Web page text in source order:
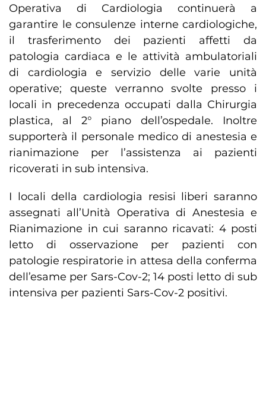
Operativa di Cardiologia continuerà a
garantire le consulenze interne cardiologiche,
il trasferimento dei pazienti affetti da
patologia cardiaca e le attività ambulatoriali
di cardiologia e servizio delle varie unità
operative; queste verranno svolte presso i
locali in precedenza occupati dalla Chirurgia
plastica, al 2° piano dell’ospedale. Inoltre
supporterà il personale medico di anestesia e
rianimazione per l’assistenza ai pazienti
ricoverati in sub intensiva.
I locali della cardiologia resisi liberi saranno
assegnati all’Unità Operativa di Anestesia e
Rianimazione in cui saranno ricavati: 4 posti
letto di osservazione per pazienti con
patologie respiratorie in attesa della conferma
dell’esame per Sars-Cov-2; 14 posti letto di sub
intensiva per pazienti Sars-Cov-2 positivi.